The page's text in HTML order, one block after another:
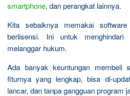
smartphone, dan perangkat lainnya.
Kita sebaiknya memakai
berlisensi. Ini untuk
melanggar hukum.
Ada banyak keuntungan membeli
fiturnya yang lengkap, bisa di-
lancar, dan tanpa gangguan program